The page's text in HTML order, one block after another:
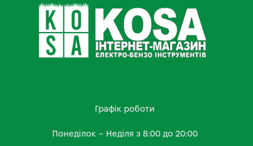
Графік роботи
Понеділок – Неділя з 8:00 до 20:00